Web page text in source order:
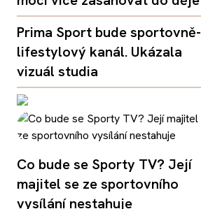
Prima Sport bude sportovně-
lifestylový kanál. Ukázala
vizuál studia
Co bude se Sporty TV? Její
majitel se ze sportovního
vysílání nestahuje